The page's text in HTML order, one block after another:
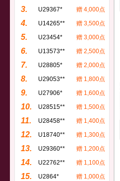
3. U29367* 赠 4,000点
4. U14265** 赠 3,500点
5. U23454* 赠 3,000点
6. U13573** 赠 2,500点
7. U28805* 赠 2,000点
8. U29053** 赠 1,800点
9. U27906* 赠 1,600点
10. U28515** 赠 1,500点
11. U28458** 赠 1,400点
12. U18740** 赠 1,300点
13. U29360** 赠 1,200点
14. U22762** 赠 1,100点
15. U2864* 赠 1,000点